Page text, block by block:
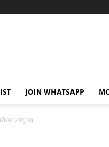
JOIN WHATSAPP
उपयुक्त)